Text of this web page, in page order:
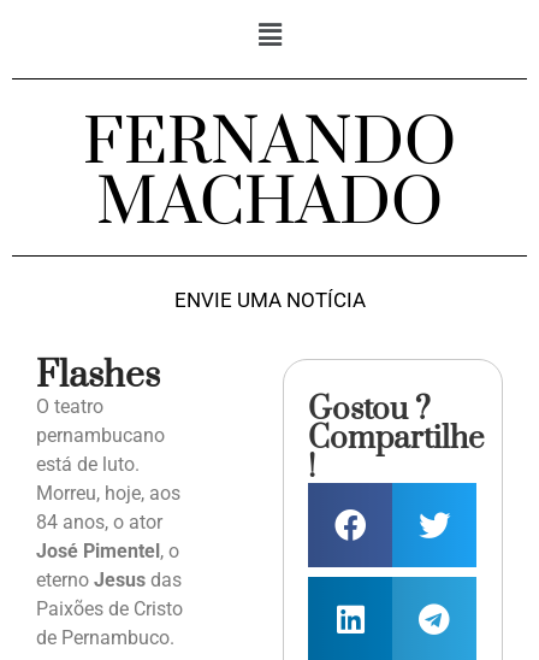
FERNANDO
MACHADO
ENVIE UMA NOTÍCIA
Flashes
O teatro
pernambucano
está de luto.
Morreu, hoje, aos
84 anos, o ator
José Pimentel , o
eterno Jesus das
Paixões de Cristo
de Pernambuco.
Gostou ?
Compartilhe
!